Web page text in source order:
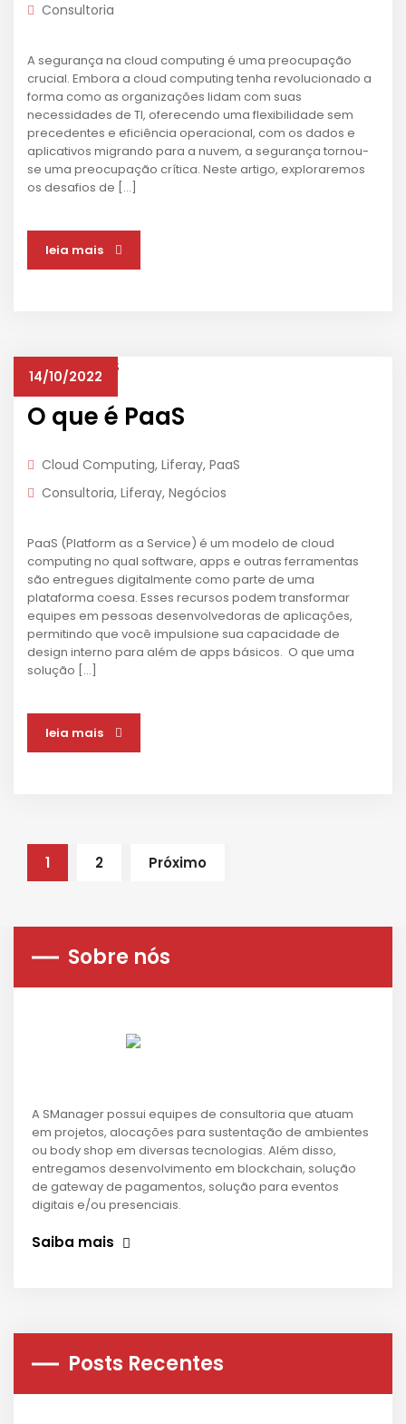
Consultoria
A segurança na cloud computing é uma preocupação
crucial. Embora a cloud computing tenha revolucionado a
forma como as organizações lidam com suas
necessidades de TI, oferecendo uma flexibilidade sem
precedentes e eficiência operacional, com os dados e
aplicativos migrando para a nuvem, a segurança tornou-
se uma preocupação crítica. Neste artigo, exploraremos
os desafios de […]
leia mais
14/10/2022
O que é PaaS
Cloud Computing, Liferay, PaaS
Consultoria, Liferay, Negócios
PaaS (Platform as a Service) é um modelo de cloud
computing no qual software, apps e outras ferramentas
são entregues digitalmente como parte de uma
plataforma coesa. Esses recursos podem transformar
equipes em pessoas desenvolvedoras de aplicações,
permitindo que você impulsione sua capacidade de
design interno para além de apps básicos. O que uma
solução […]
leia mais
1 2 Próximo
Sobre nós
A SManager possui equipes de consultoria que atuam
em projetos, alocações para sustentação de ambientes
ou body shop em diversas tecnologias. Além disso,
entregamos desenvolvimento em blockchain, solução
de gateway de pagamentos, solução para eventos
digitais e/ou presenciais.
Saiba mais
Posts Recentes